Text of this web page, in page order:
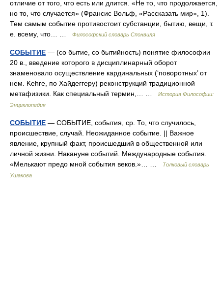
отличие от того, что есть или длится. «Не то, что продолжается,
но то, что случается» (Франсис Вольф, «Рассказать мир», 1).
Тем самым событие противостоит субстанции, бытию, вещи, т.
е. всему, что… …
Философский словарь Спонвиля
СОБЫТИЕ — (со бытие, со бытийность) понятие философии
20 в., введение которого в дисциплинарный оборот
знаменовало осуществление кардинальных (‘поворотных’ от
нем. Kehre, по Хайдеггеру) реконструкций традиционной
метафизики. Как специальный термин,… …
История Философии:
Энциклопедия
СОБЫТИЕ — СОБЫТИЕ, события, ср. То, что случилось,
происшествие, случай. Неожиданное событие. || Важное
явление, крупный факт, происшедший в общественной или
личной жизни. Накануне событий. Международные события.
«Мелькают предо мной события веков.»… …
Толковый словарь
Ушакова